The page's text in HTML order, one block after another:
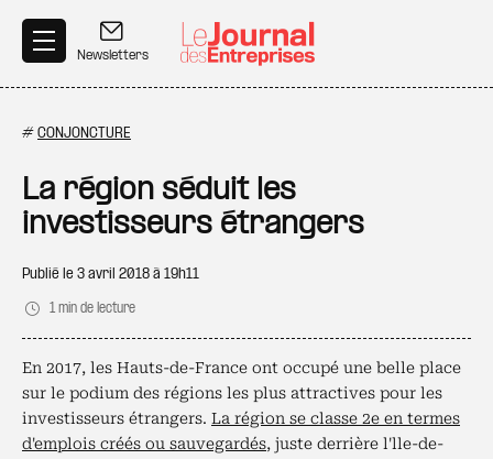
Newsletters
# CONJONCTURE
La région séduit les
investisseurs étrangers
Publié le 3 avril 2018 à 19h11
1 min de lecture
En 2017, les Hauts-de-France ont occupé une belle place
sur le podium des régions les plus attractives pour les
investisseurs étrangers. La région se classe 2e en termes
d'emplois créés ou sauvegardés, juste derrière l'lle-de-